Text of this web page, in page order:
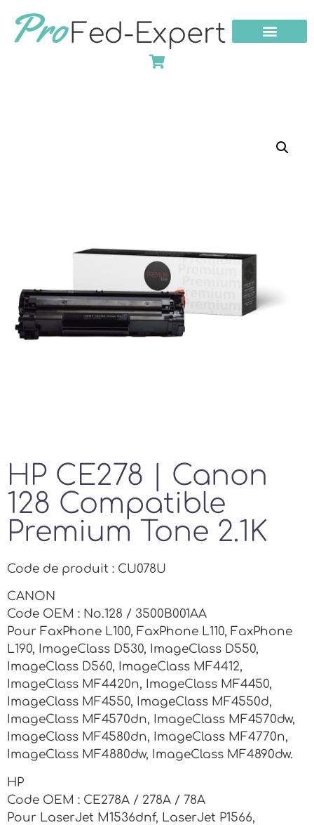
HP CE278 | Canon
128 Compatible
Premium Tone 2.1K
Code de produit : CU078U
CANON
Code OEM : No.128 / 3500B001AA
Pour FaxPhone L100, FaxPhone L110, FaxPhone
L190, ImageClass D530, ImageClass D550,
ImageClass D560, ImageClass MF4412,
ImageClass MF4420n, ImageClass MF4450,
ImageClass MF4550, ImageClass MF4550d,
ImageClass MF4570dn, ImageClass MF4570dw,
ImageClass MF4580dn, ImageClass MF4770n,
ImageClass MF4880dw, ImageClass MF4890dw.
HP
Code OEM : CE278A / 278A / 78A
Pour LaserJet M1536dnf, LaserJet P1566,